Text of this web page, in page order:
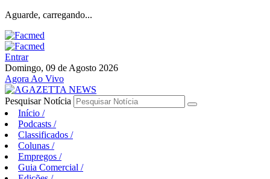
Aguarde, carregando...
Entrar
Domingo, 09 de Agosto 2026
Agora Ao Vivo
Pesquisar Notícia
Início /
Podcasts /
Classificados /
Colunas /
Empregos /
Guia Comercial /